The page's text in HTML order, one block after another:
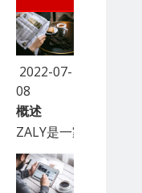
2022-07-
08
概述
ZALY是一家专业生